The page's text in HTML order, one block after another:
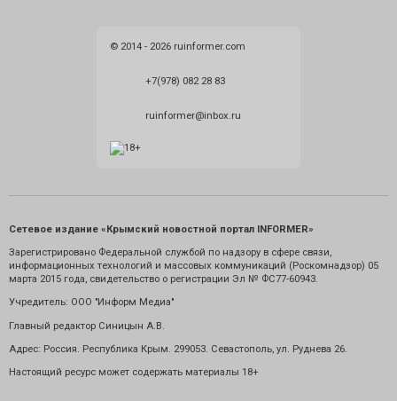
© 2014 - 2026 ruinformer.com
+7(978) 082 28 83
ruinformer@inbox.ru
Сетевое издание «Крымский новостной портал INFORMER»
Зарегистрировано Федеральной службой по надзору в сфере связи,
информационных технологий и массовых коммуникаций (Роскомнадзор) 05
марта 2015 года, свидетельство о регистрации Эл № ФС77-60943.
Учредитель: ООО "Информ Медиа"
Главный редактор Синицын А.В.
Адрес: Россия. Республика Крым. 299053. Севастополь, ул. Руднева 26.
Настоящий ресурс может содержать материалы 18+